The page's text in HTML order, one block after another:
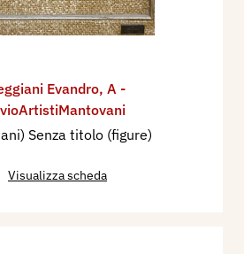
Evandro, A -
Senza titolo (figure)
Visualizza scheda